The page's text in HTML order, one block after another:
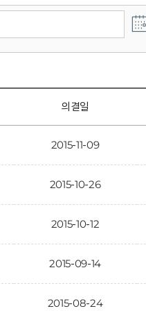
의결일
2015-11-09
2015-10-26
2015-10-12
2015-09-14
2015-08-24